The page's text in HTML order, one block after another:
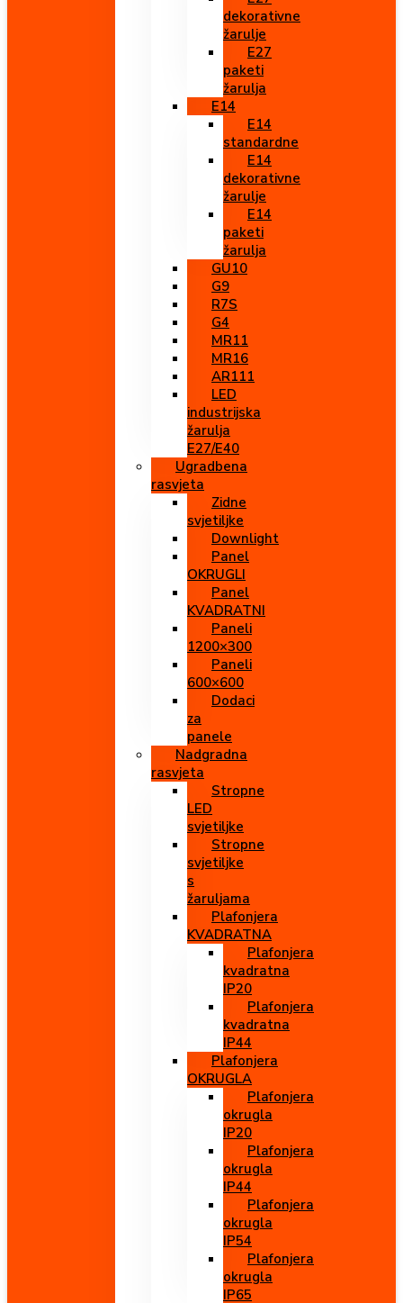
dekorativne
žarulje
E27
paketi
žarulja
E14
E14
standardne
E14
dekorativne
žarulje
E14
paketi
žarulja
GU10
G9
R7S
G4
MR11
MR16
AR111
LED
industrijska
žarulja
E27/E40
Ugradbena
rasvjeta
Zidne
svjetiljke
Downlight
Panel
OKRUGLI
Panel
KVADRATNI
Paneli
1200×300
Paneli
600×600
Dodaci
za
panele
Nadgradna
rasvjeta
Stropne
LED
svjetiljke
Stropne
svjetiljke
s
žaruljama
Plafonjera
KVADRATNA
Plafonjera
kvadratna
IP20
Plafonjera
kvadratna
IP44
Plafonjera
OKRUGLA
Plafonjera
okrugla
IP20
Plafonjera
okrugla
IP44
Plafonjera
okrugla
IP54
Plafonjera
okrugla
IP65